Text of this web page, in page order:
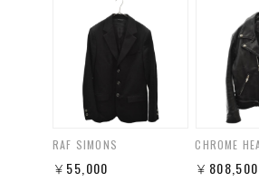
RAF SIMONS
￥55,000
CHROME
￥808,500